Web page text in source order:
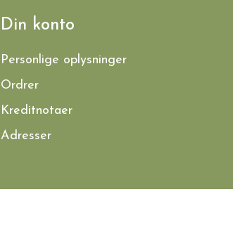
Din konto
Personlige oplysninger
Ordrer
Kreditnotaer
Adresser